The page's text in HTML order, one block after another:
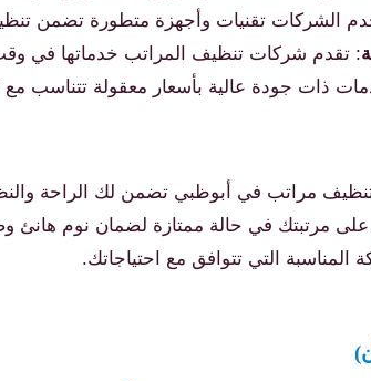
الشركات تقنيات وأجهزة متطورة تضمن
: تقدم شركات تنظيف المراتب خدماتها في وقت
ذات جودة عالية بأسعار معقولة تتناسب مع
مراتب في أبوظبي تضمن لك الراحة
على مرتبتك في حالة ممتازة لضمان نوم
التي تتوافق مع احتياجاتك.